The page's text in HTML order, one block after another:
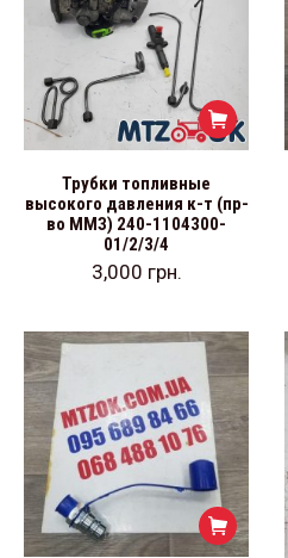
Трубки топливные
высокого давления к-т (пр-
во ММЗ) 240-1104300-
01/2/3/4
3,000 грн.